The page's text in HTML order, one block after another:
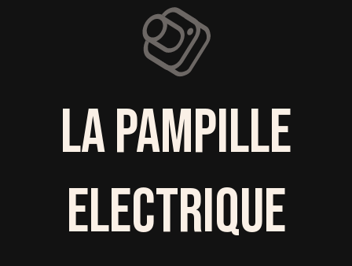
LA PAMPILLE
ELECTRIQUE